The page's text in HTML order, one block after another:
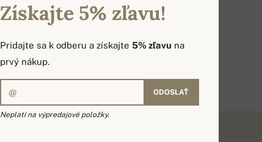
DOSTUPNÉ FARBY
Získajte 5% zľavu!
Pridajte sa k odberu a získajte 5% zľavu na
prvý nákup.
ODOSLAŤ
Neplatí na výpredajové položky.